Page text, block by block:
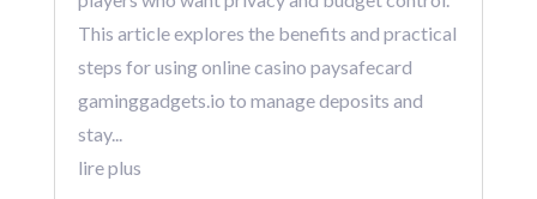
This article explores the benefits and practical
steps for using online casino paysafecard
gaminggadgets.io to manage deposits and
stay...
lire plus